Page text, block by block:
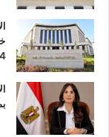
204